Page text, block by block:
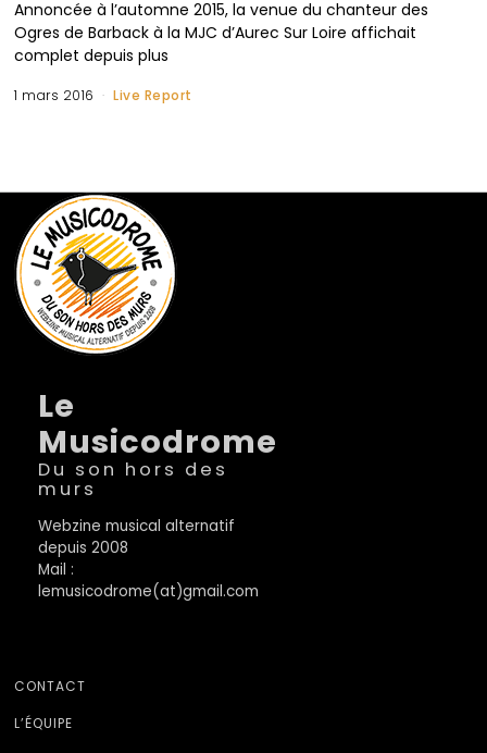
Annoncée à l’automne 2015, la venue du chanteur des
Ogres de Barback à la MJC d’Aurec Sur Loire affichait
complet depuis plus
1 mars 2016 Live Report
Le
Musicodrome
Du son hors des
murs
Webzine musical alternatif
depuis 2008
Mail :
lemusicodrome(at)gmail.com
CONTACT
L’ÉQUIPE